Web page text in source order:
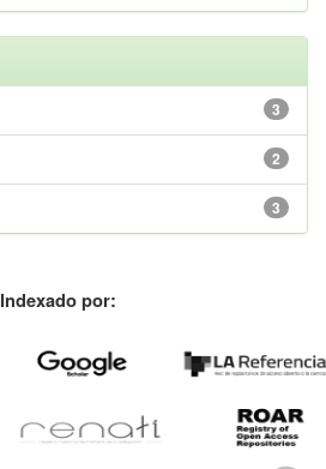
3
2
3
Indexado por: